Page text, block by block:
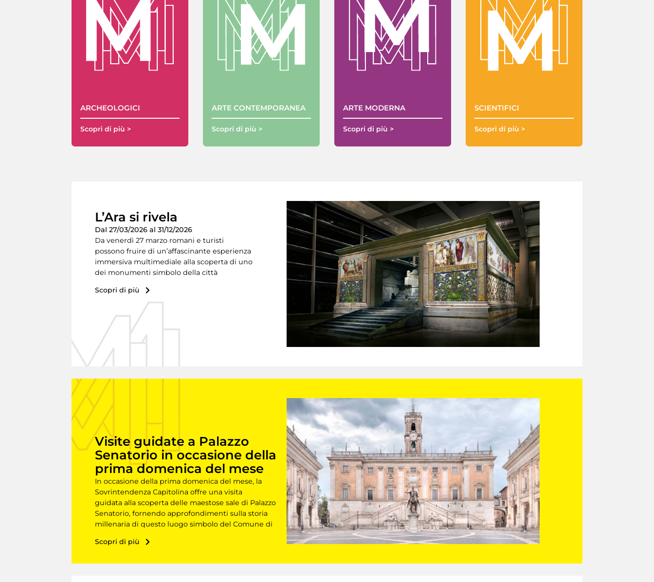
ARCHEOLOGICI
Scopri di più >
ARTE CONTEMPORANEA
Scopri di più >
ARTE MODERNA
Scopri di più >
SCIENTIFICI
Scopri di più >
L’Ara si rivela
Dal 27/03/2026 al 31/12/2026
Da venerdì 27 marzo romani e turisti
possono fruire di un’affascinante esperienza
immersiva multimediale alla scoperta di uno
dei monumenti simbolo della città
Scopri di più
Visite guidate a Palazzo
Senatorio in occasione della
prima domenica del mese
In occasione della prima domenica del mese, la
Sovrintendenza Capitolina offre una visita
guidata alla scoperta delle maestose sale di Palazzo
Senatorio, fornendo approfondimenti sulla storia
millenaria di questo luogo simbolo del Comune di
Scopri di più